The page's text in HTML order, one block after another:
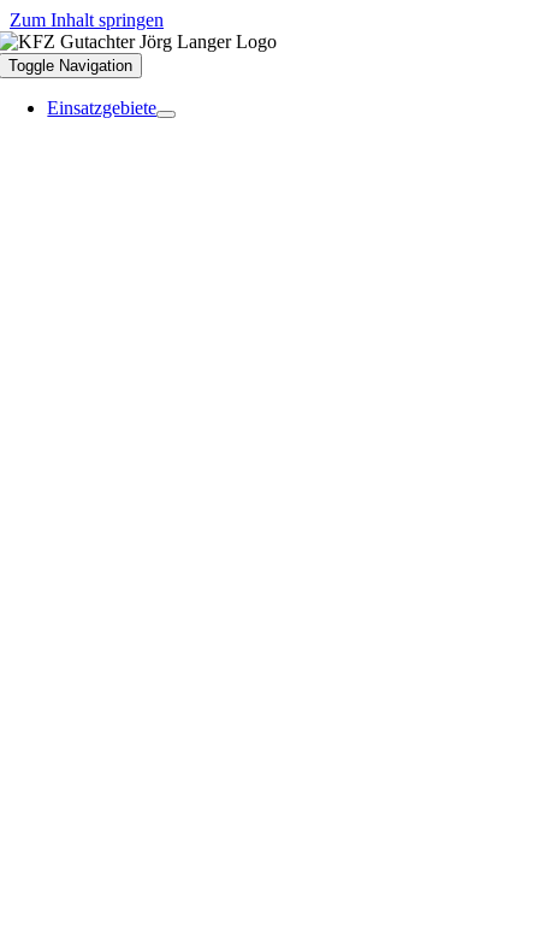
Zum Inhalt springen
Toggle Navigation
Einsatzgebiete